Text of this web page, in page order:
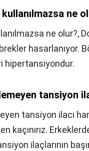
ne
ne olur?,
hasarlanıyor.
hipertansiyondur.
tansiyon
tansiyon ilacı
kaçınırız.
ilaçlarının